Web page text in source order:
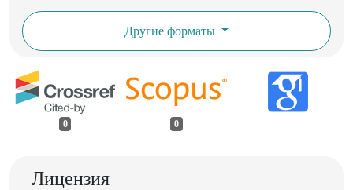
Другие форматы
0 0
Лицензия